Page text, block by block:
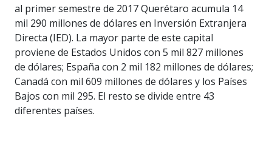
al primer semestre de 2017 Querétaro acumula 14
mil 290 millones de dólares en Inversión Extranjera
Directa (IED). La mayor parte de este capital
proviene de Estados Unidos con 5 mil 827 millones
de dólares; España con 2 mil 182 millones de dólares;
Canadá con mil 609 millones de dólares y los Países
Bajos con mil 295. El resto se divide entre 43
diferentes países.